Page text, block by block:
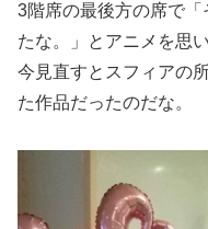
3階席の最後方の席で
たな。」とアニメを思
今見直すとスフィアの
た作品だったのだな。